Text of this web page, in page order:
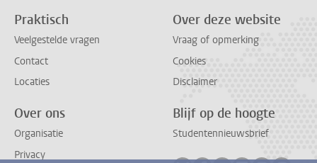
Praktisch
Veelgestelde vragen
Contact
Locaties
Over deze website
Vraag of opmerking
Cookies
Disclaimer
Over ons
Organisatie
Privacy
Blijf op de hoogte
Studentennieuwsbrief